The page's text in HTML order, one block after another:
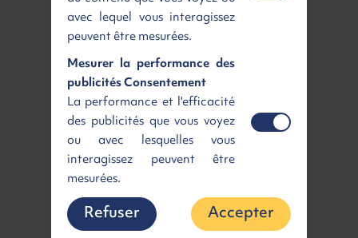
Entretien
Profitez de la prise en charge des révisions et
du remplacement des pièces d'usure
Roulez en toute tranquillité avec la garantie
constructeur étendue sur toute la durée
d'utilisation de votre véhicule
avec lequel vous interagissez
peuvent être mesurées.
Mesurer la performance des
publicités Consentement
La performance et l'efficacité
des publicités que vous voyez
ou avec lesquelles vous
interagissez peuvent être
mesurées.
Refuser Accepter